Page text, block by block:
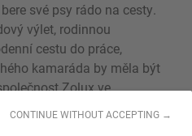
CONTINUE WITHOUT ACCEPTING →
své psy rádo na cesty.
výlet, rodinnou
cestu do práce,
kamaráda by měla být
Zolux ve